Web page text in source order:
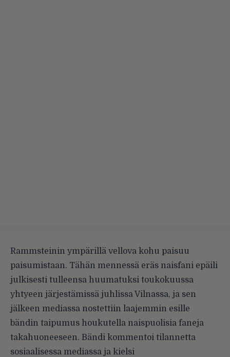
Rammsteinin ympärillä vellova kohu paisuu
paisumistaan. Tähän mennessä eräs naisfani epäili
julkisesti tulleensa huumatuksi toukokuussa
yhtyeen järjestämissä juhlissa Vilnassa, ja sen
jälkeen mediassa nostettiin laajemmin esille
bändin taipumus houkutella naispuolisia faneja
takahuoneeseen. Bändi kommentoi tilannetta
sosiaalisessa mediassa ja kielsi